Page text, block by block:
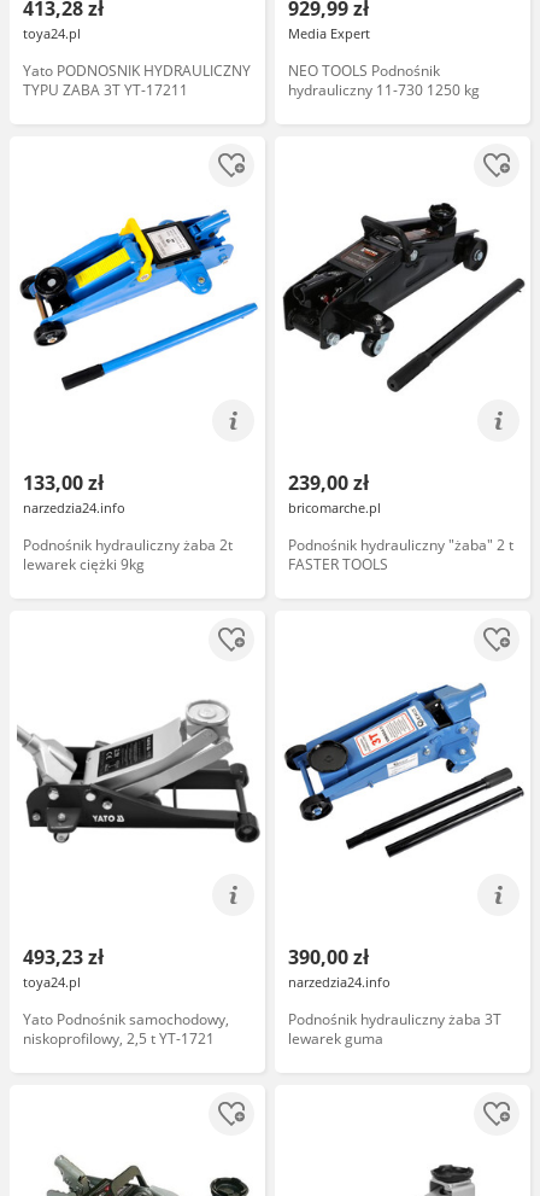
413,28 zł
toya24.pl
Yato PODNOSNIK HYDRAULICZNY
TYPU ZABA 3T YT-17211
929,99 zł
Media Expert
NEO TOOLS Podnośnik
hydrauliczny 11-730 1250 kg
133,00 zł
narzedzia24.info
Podnośnik hydrauliczny żaba 2t
lewarek ciężki 9kg
239,00 zł
bricomarche.pl
Podnośnik hydrauliczny "żaba" 2 t
FASTER TOOLS
493,23 zł
toya24.pl
Yato Podnośnik samochodowy,
niskoprofilowy, 2,5 t YT-1721
390,00 zł
narzedzia24.info
Podnośnik hydrauliczny żaba 3T
lewarek guma